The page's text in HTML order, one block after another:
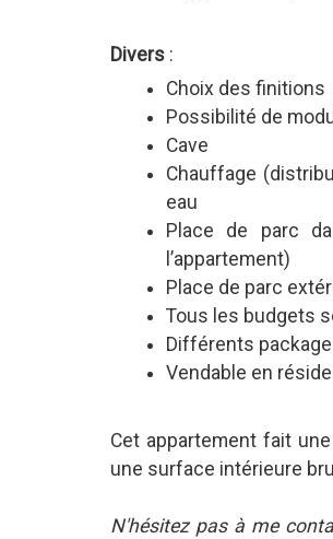
Divers:
Choix des finitions
Possibilité de
Cave
Chauffage
eau
Place de parc
l’appartement)
Place de parc
Tous les budgets
Différents
Vendable en
Cet appartement fait
une surface intérieure
N'hésitez pas à me